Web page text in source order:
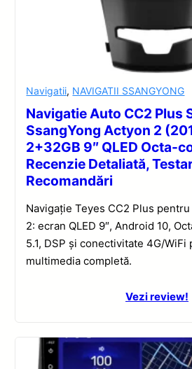
Navigatii, NAVIGATII SSANGYONG
Navigatie Auto CC2 Plus
SsangYong Actyon 2
2+32GB 9″ QLED Octa-
Recenzie Detaliată,
Recomandări
Navigație Teyes CC2 Plus
2: ecran QLED 9″, Android 10,
5.1, DSP și conectivitate 4G/
multimedia completă.
Vezi review!